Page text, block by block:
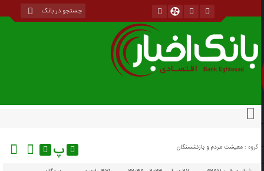
گروه : معیشت مردم و بازنشستگان پ